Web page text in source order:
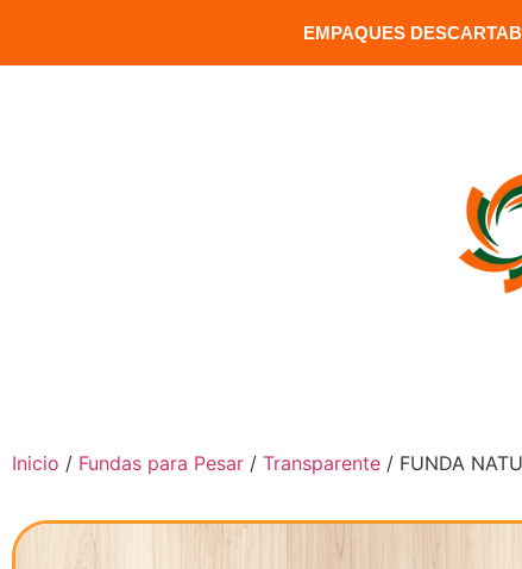
EMPAQUES
Inicio / Fundas para Pesar / Transparente / FUNDA